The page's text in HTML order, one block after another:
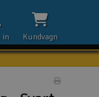
Kundvagn
in